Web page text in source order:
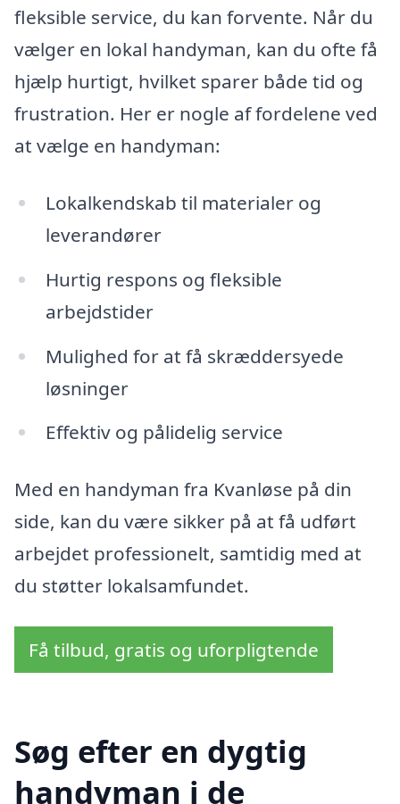
fleksible service, du kan forvente. Når du
vælger en lokal handyman, kan du ofte få
hjælp hurtigt, hvilket sparer både tid og
frustration. Her er nogle af fordelene ved
at vælge en handyman:
Lokalkendskab til materialer og
leverandører
Hurtig respons og fleksible
arbejdstider
Mulighed for at få skræddersyede
løsninger
Effektiv og pålidelig service
Med en handyman fra Kvanløse på din
side, kan du være sikker på at få udført
arbejdet professionelt, samtidig med at
du støtter lokalsamfundet.
Få tilbud, gratis og uforpligtende
Søg efter en dygtig
handyman i de